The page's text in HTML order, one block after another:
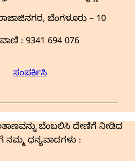
ಬೆಂಗಳೂರು – 10
: 9341 694 076
ಸಂಪರ್ಕಿಸಿ
ಬೆಂಬಲಿಸಿ ದೇಣಿಗೆ ನೀಡಿದ
ನಮ್ಮ ಧನ್ಯವಾದಗಳು :